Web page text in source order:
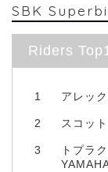
SBK
Riders
1 アレッ
2 スコッ
3
トプラ